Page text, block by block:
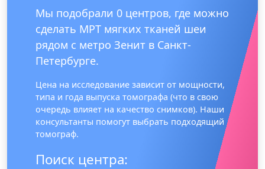
Мы подобрали 0 центров, где можно
сделать МРТ мягких тканей шеи
рядом с метро Зенит в Санкт-
Петербурге.
Цена на исследование зависит от мощности,
типа и года выпуска томографа (что в свою
очередь влияет на качество снимков). Наши
консультанты помогут выбрать подходящий
томограф.
Поиск центра: